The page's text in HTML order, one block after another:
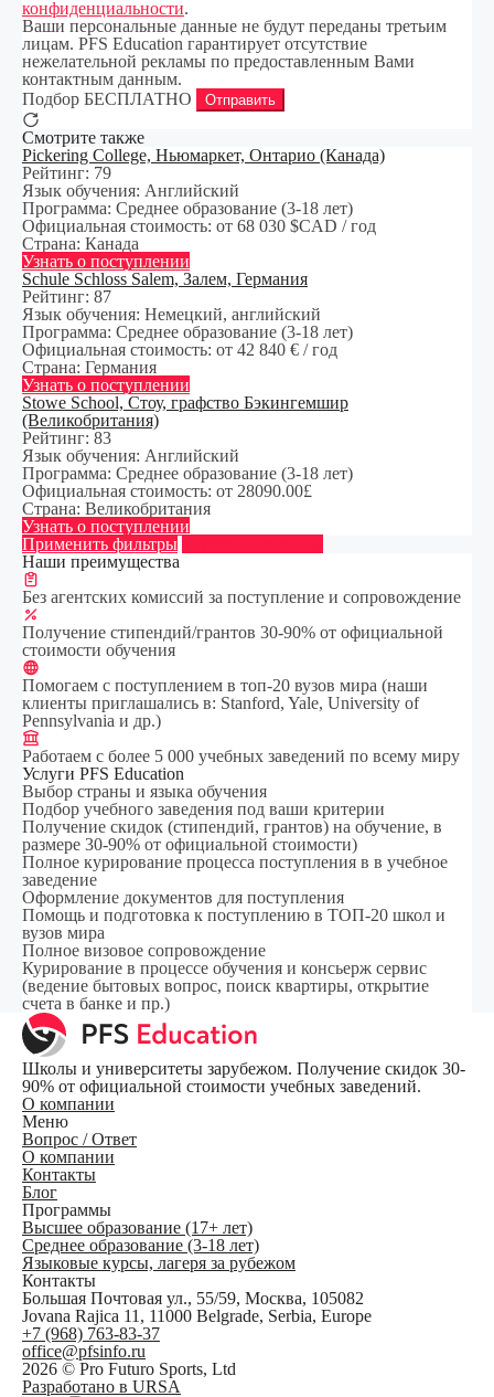
конфиденциальности.
Ваши персональные данные не будут переданы третьим
лицам. PFS Education гарантирует отсутствие
нежелательной рекламы по предоставленным Вами
контактным данным.
Подбор БЕСПЛАТНО
Отправить
Смотрите также
Pickering College, Ньюмаркет, Онтарио (Канада)
Рейтинг: 79
Язык обучения: Английский
Программа: Среднее образование (3-18 лет)
Официальная стоимость: от 68 030 $CAD / год
Страна: Канада
Узнать о поступлении
Schule Schloss Salem, Залем, Германия
Рейтинг: 87
Язык обучения: Немецкий, английский
Программа: Среднее образование (3-18 лет)
Официальная стоимость: от 42 840 € / год
Страна: Германия
Узнать о поступлении
Stowe School, Стоу, графство Бэкингемшир
(Великобритания)
Рейтинг: 83
Язык обучения: Английский
Программа: Среднее образование (3-18 лет)
Официальная стоимость: от 28090.00£
Страна: Великобритания
Узнать о поступлении
Применить фильтры
Наши преимущества
Без агентских комиссий за поступление и сопровождение
Получение стипендий/грантов 30-90% от официальной
стоимости обучения
Помогаем с поступлением в топ-20 вузов мира (наши
клиенты приглашались в: Stanford, Yale, University of
Pennsylvania и др.)
Работаем с более 5 000 учебных заведений по всему миру
Услуги PFS Education
Выбор страны и языка обучения
Подбор учебного заведения под ваши критерии
Получение скидок (стипендий, грантов) на обучение, в
размере 30-90% от официальной стоимости)
Полное курирование процесса поступления в в учебное
заведение
Оформление документов для поступления
Помощь и подготовка к поступлению в ТОП-20 школ и
вузов мира
Полное визовое сопровождение
Курирование в процессе обучения и консьерж сервис
(ведение бытовых вопрос, поиск квартиры, открытие
счета в банке и пр.)
Школы и университеты зарубежом. Получение скидок 30-
90% от официальной стоимости учебных заведений.
О компании
Меню
Вопрос / Ответ
О компании
Контакты
Блог
Программы
Высшее образование (17+ лет)
Среднее образование (3-18 лет)
Языковые курсы, лагеря за рубежом
Контакты
Большая Почтовая ул., 55/59, Москва, 105082
Jovana Rajica 11, 11000 Belgrade, Serbia, Europe
+7 (968) 763-83-37
office@pfsinfo.ru
2026 © Pro Futuro Sports, Ltd
Разработано в URSA